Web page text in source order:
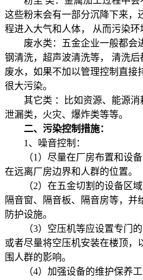
这些粉末会有一部分沉降下来，
程进入大气和人体， 从而污染环
废水类：五金企业一般都会
钢清洗，超声波清洗等， 清洗
废水，如果不加以管理控制直接
很大污染。
其它类 ：比如资源、能源消
泄漏类，火灾、爆炸类等等。
二、污染控制措施：
1、噪音控制：
（1）尽量在厂房布置和设备
在远离厂房边界和人群的位置。
（2）在五金切割的设备区域
隔音窗、隔音板、隔音房等，并
防护设施。
（3）空压机等应设置专门的
或者尽量将空压机安装在楼顶，
围人群的影响。
（4）加强设备的维护保养工